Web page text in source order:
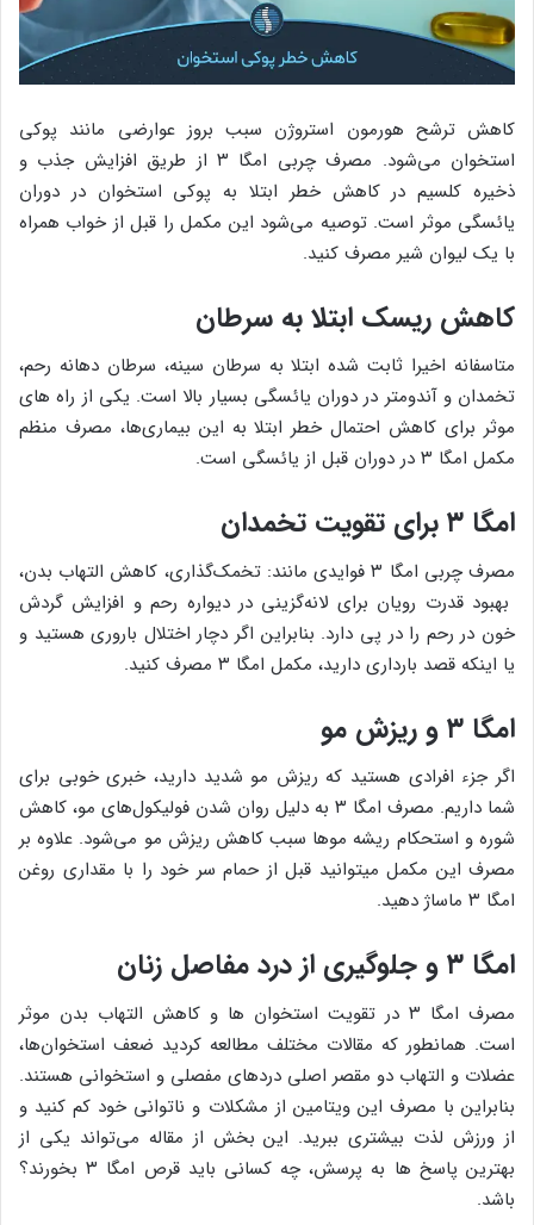
کاهش ترشح هورمون استروژن سبب بروز عوارضی مانند پوکی
استخوان می‌شود. مصرف چربی امگا ۳ از طریق افزایش جذب و
ذخیره کلسیم در کاهش خطر ابتلا به پوکی استخوان در دوران
یائسگی موثر است. توصیه می‌شود این مکمل را قبل از خواب همراه
با یک لیوان شیر مصرف کنید.
کاهش ریسک ابتلا به سرطان
متاسفانه اخیرا ثابت شده ابتلا به سرطان سینه، سرطان دهانه رحم،
تخمدان و آندومتر در دوران یائسگی بسیار بالا است. یکی از راه های
موثر برای کاهش احتمال خطر ابتلا به این بیماری‌ها، مصرف منظم
مکمل امگا ۳ در دوران قبل از یائسگی است.
امگا ۳ برای تقویت تخمدان
مصرف چربی امگا ۳ فوایدی مانند: تخمک‌گذاری، کاهش التهاب بدن،
بهبود قدرت رویان برای لانه‌گزینی در دیواره رحم و افزایش گردش
خون در رحم را در پی دارد. بنابراین اگر دچار اختلال باروری هستید و
یا اینکه قصد بارداری دارید، مکمل امگا ۳ مصرف کنید.
امگا ۳ و ریزش مو
اگر جزء افرادی هستید که ریزش مو شدید دارید، خبری خوبی برای
شما داریم. مصرف امگا ۳ به دلیل روان شدن فولیکول‌های مو، کاهش
شوره و استحکام ریشه موها سبب کاهش ریزش مو می‌شود. علاوه بر
مصرف این مکمل میتوانید قبل از حمام سر خود را با مقداری روغن
امگا ۳ ماساژ دهید.
امگا ۳ و جلوگیری از درد مفاصل زنان
مصرف امگا ۳ در تقویت استخوان ها و کاهش التهاب بدن موثر
است. همانطور که مقالات مختلف مطالعه کردید ضعف استخوان‌ها،
عضلات و التهاب دو مقصر اصلی دردهای مفصلی و استخوانی هستند.
بنابراین با مصرف این ویتامین از مشکلات و ناتوانی خود کم کنید و
از ورزش لذت بیشتری ببرید. این بخش از مقاله می‌تواند یکی از
بهترین پاسخ ها به پرسش، چه کسانی باید قرص امگا ۳ بخورند؟
باشد.